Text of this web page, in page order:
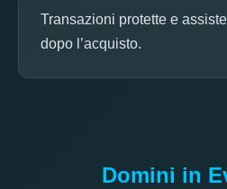
Transazioni protette e
dopo l’acquisto.
Domini in